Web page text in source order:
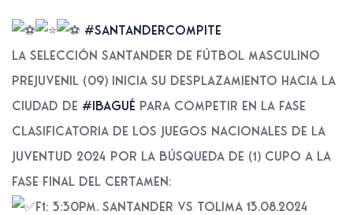
#SantanderCompite
La Selección Santander de Fútbol Masculino
Prejuvenil (09) inicia su desplazamiento hacia la
ciudad de #Ibagué para competir en la fase
Clasificatoria de los Juegos Nacionales de la
Juventud 2024 por la búsqueda de (1) cupo a la
fase final del certamen:
F1: 3:30pm. Santander vs Tolima 13.08.2024